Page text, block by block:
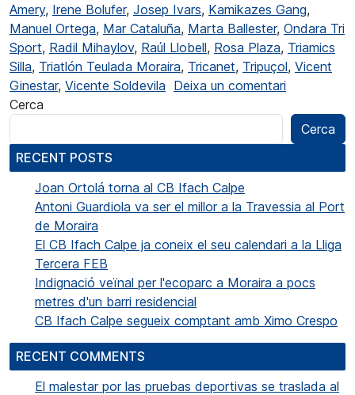
Amery, Irene Bolufer, Josep Ivars, Kamikazes Gang,
Manuel Ortega, Mar Cataluña, Marta Ballester, Ondara Tri
Sport, Radil Mihaylov, Raúl Llobell, Rosa Plaza, Triamics
Silla, Triatlón Teulada Moraira, Tricanet, Tripuçol, Vicent
Ginestar, Vicente Soldevila Deixa un comentari
Cerca
Cerca
RECENT POSTS
Joan Ortolá torna al CB Ifach Calpe
Antoni Guardiola va ser el millor a la Travessia al Port
de Moraira
El CB Ifach Calpe ja coneix el seu calendari a la Lliga
Tercera FEB
Indignació veïnal per l'ecoparc a Moraira a pocs
metres d'un barri residencial
CB Ifach Calpe segueix comptant amb Ximo Crespo
RECENT COMMENTS
El malestar por las pruebas deportivas se traslada al